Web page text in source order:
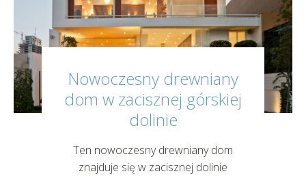
Nowoczesny drewniany
dom w zacisznej górskiej
dolinie
Ten nowoczesny drewniany dom
znajduje się w zacisznej dolinie